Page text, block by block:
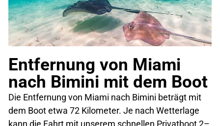
Entfernung von Miami
nach Bimini mit dem Boot
Die Entfernung von Miami nach Bimini beträgt mit
dem Boot etwa 72 Kilometer. Je nach Wetterlage
kann die Fahrt mit unserem schnellen Privatboot 2–